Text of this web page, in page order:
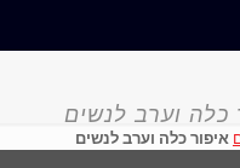
כלה וערב לנשים
איפור כלה וערב לנשים